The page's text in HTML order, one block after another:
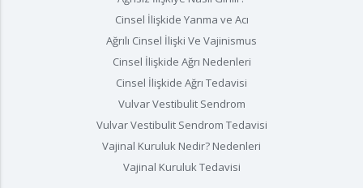
Cinsel İlişkide Yanma ve Acı
Ağrılı Cinsel İlişki Ve Vajinismus
Cinsel İlişkide Ağrı Nedenleri
Cinsel İlişkide Ağrı Tedavisi
Vulvar Vestibulit Sendrom
Vulvar Vestibulit Sendrom Tedavisi
Vajinal Kuruluk Nedir? Nedenleri
Vajinal Kuruluk Tedavisi